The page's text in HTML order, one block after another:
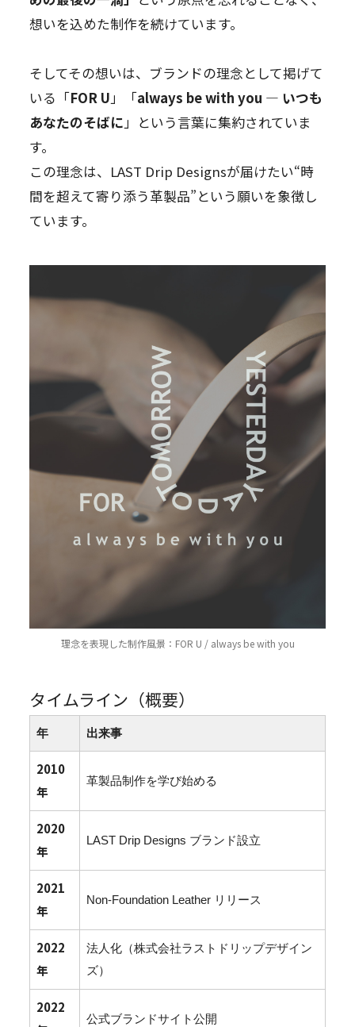
想いを込めた制作を続けています。
そしてその想いは、ブランドの理念として掲げて
いる「FOR U 」「always be with you — いつも
あなたのそばに 」という言葉に集約されていま
す。
この理念は、LAST Drip Designsが届けたい“時
間を超えて寄り添う革製品”という願いを象徴し
ています。
理念を表現した制作風景：FOR U / always be with you
タイムライン（概要）
年 出来事
2010
年
革製品制作を学び始める
2020
年
LAST Drip Designs ブランド設立
2021
年
Non-Foundation Leather リリース
2022
年
法人化（株式会社ラストドリップデザイン
ズ）
2022
公式ブランドサイト公開